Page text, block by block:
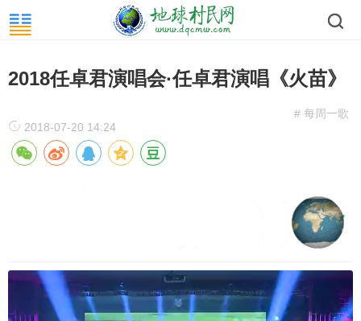
2018任卓君演唱会·任卓君演唱《火苗》
# 每周一歌
2018-07-20 14:24